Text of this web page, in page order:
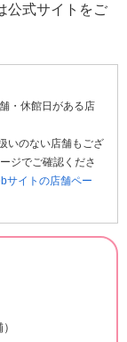
公式サイトをご
・休館日がある店
いのない店舗もござ
ジでご確認くださ
サイトの店舗ペー